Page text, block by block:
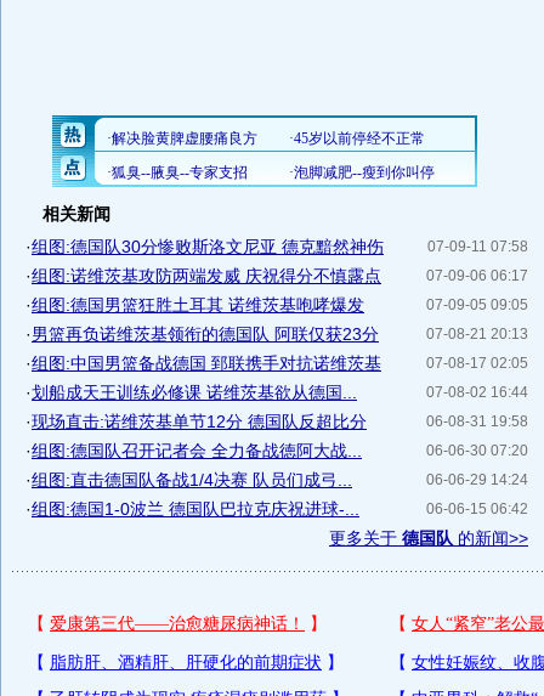
相关新闻
07-09-11 07:58
·组图:德国队30分惨败斯洛文尼亚 德克黯然神伤
07-09-06 06:17
·组图:诺维茨基攻防两端发威 庆祝得分不慎露点
07-09-05 09:05
·组图:德国男篮狂胜土耳其 诺维茨基咆哮爆发
07-08-21 20:13
·男篮再负诺维茨基领衔的德国队 阿联仅获23分
07-08-17 02:05
·组图:中国男篮备战德国 郅联携手对抗诺维茨基
07-08-02 16:44
·划船成天王训练必修课 诺维茨基欲从德国...
06-08-31 19:58
·现场直击:诺维茨基单节12分 德国队反超比分
06-06-30 07:20
·组图:德国队召开记者会 全力备战徳阿大战...
06-06-29 14:24
·组图:直击德国队备战1/4决赛 队员们成弓...
06-06-15 06:42
·组图:德国1-0波兰 德国队巴拉克庆祝进球-...
更多关于 德国队 的新闻>>